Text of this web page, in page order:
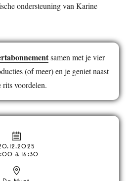
ondersteuning van Karine
samen met je vier
(of meer) en je geniet naast
voordelen.
& 16:30